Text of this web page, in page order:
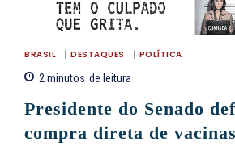
BRASIL DESTAQUES POLÍTICA
2minutos de leitura
Presidente do Senado
compra direta de